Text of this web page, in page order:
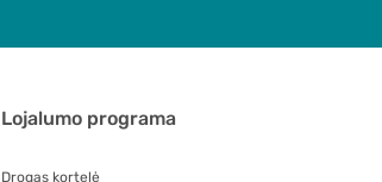
Lojalumo programa
Drogas kortelė